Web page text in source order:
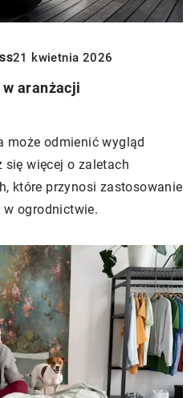
21 kwietnia 2026
aranżacji
może odmienić wygląd
się więcej o zaletach
które przynosi zastosowanie
ogrodnictwie.